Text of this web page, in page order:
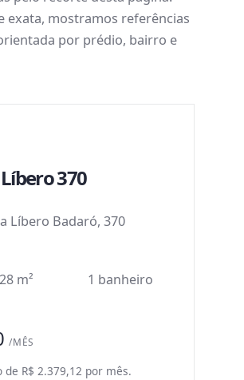
exata, mostramos referências
por prédio, bairro e
370
Líbero Badaró, 370
28 m²
1 banheiro
/MÊS
R$ 2.379,12 por mês.